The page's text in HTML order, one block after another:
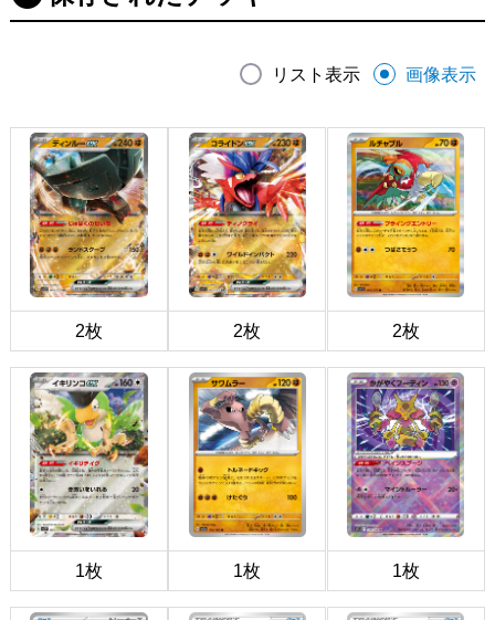
リスト表示 画像表示
2枚 2枚 2枚
1枚 1枚 1枚